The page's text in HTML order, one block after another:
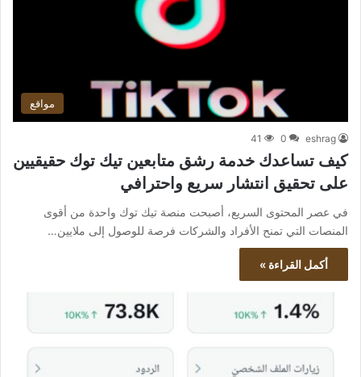
مواقع
eshrag
0
41
كيف تساعدك خدمة رشق متابعين تيك توك حقيقيين
على تحقيق انتشار سريع واحترافي
في عصر المحتوى السريع، أصبحت منصة تيك توك واحدة من أقوى
المنصات التي تمنح الأفراد والشركات فرصة للوصول إلى ملايين…
أكمل القراءة »